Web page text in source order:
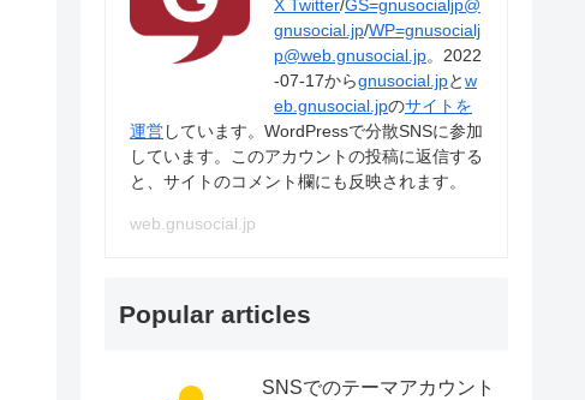
X Twitter/GS=gnusocialjp@
gnusocial.jp/WP=gnusocialj
p@web.gnusocial.jp。2022
-07-17からgnusocial.jpとw
eb.gnusocial.jpのサイトを
運営しています。WordPressで分散SNSに参加
しています。このアカウントの投稿に返信する
と、サイトのコメント欄にも反映されます。
web.gnusocial.jp
Popular articles
SNSでのテーマアカウント